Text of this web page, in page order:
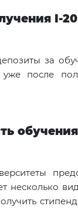
I-
за
после
несколько